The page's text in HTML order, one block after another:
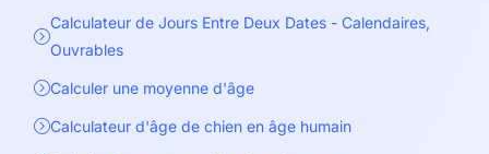
Calculateur de Jours Entre Deux Dates - Calendaires,
Ouvrables
Calculer une moyenne d'âge
Calculateur d'âge de chien en âge humain